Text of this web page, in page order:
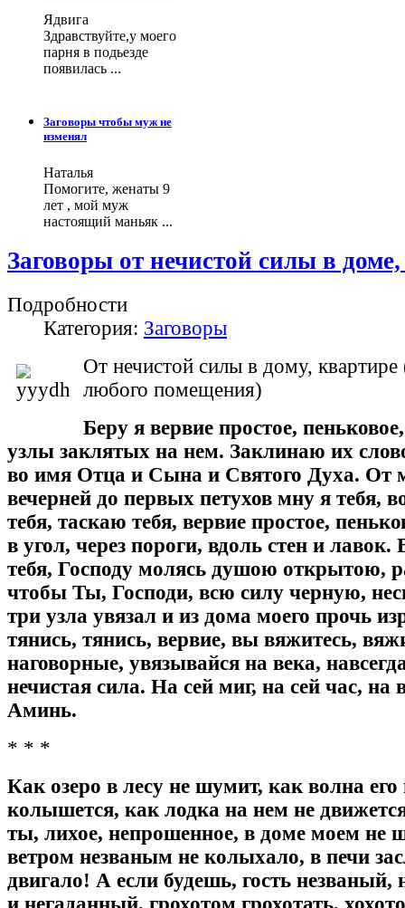
Ядвига
Здравствуйте,у моего
парня в подьезде
появилась ...
Заговоры чтобы муж не
изменял
Наталья
Помогите, женаты 9
лет , мой муж
настоящий маньяк ...
Заговоры от нечистой силы в
Подробности
Категория: Заговоры
От нечистой силы в дому, квартире
любого помещения)
Беру я вервие простое,
узлы заклятых на нем. Заклинаю их
во имя Отца и Сына и Святого Духа. От
вечерней до первых петухов мну я тебя,
тебя, таскаю тебя, вервие простое,
в угол, через пороги, вдоль стен и лавок.
тебя, Господу молясь душою открытою,
чтобы Ты, Господи, всю силу черную,
три узла увязал и из дома моего прочь
тянись, тянись, вервие, вы вяжитесь,
наговорные, увязывайся на века,
нечистая сила. На сей миг, на сей час, на
Аминь.
* * *
Как озеро в лесу не шумит, как волна его
колышется, как лодка на нем не
ты, лихое, непрошенное, в доме моем не
ветром незваным не колыхало, в печи
двигало! А если будешь, гость